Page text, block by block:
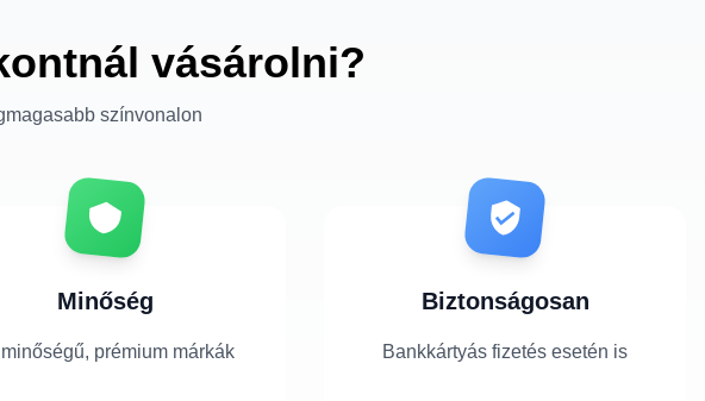
vásárolni?
színvonalon
Minőség
prémium márkák
Biztonságosan
Bankkártyás fizetés esetén is